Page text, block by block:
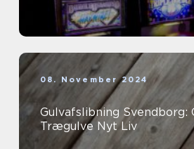
08. November 2024
Gulvafslibning Svendborg:
Trægulve Nyt Liv